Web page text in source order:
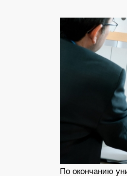
По окончанию